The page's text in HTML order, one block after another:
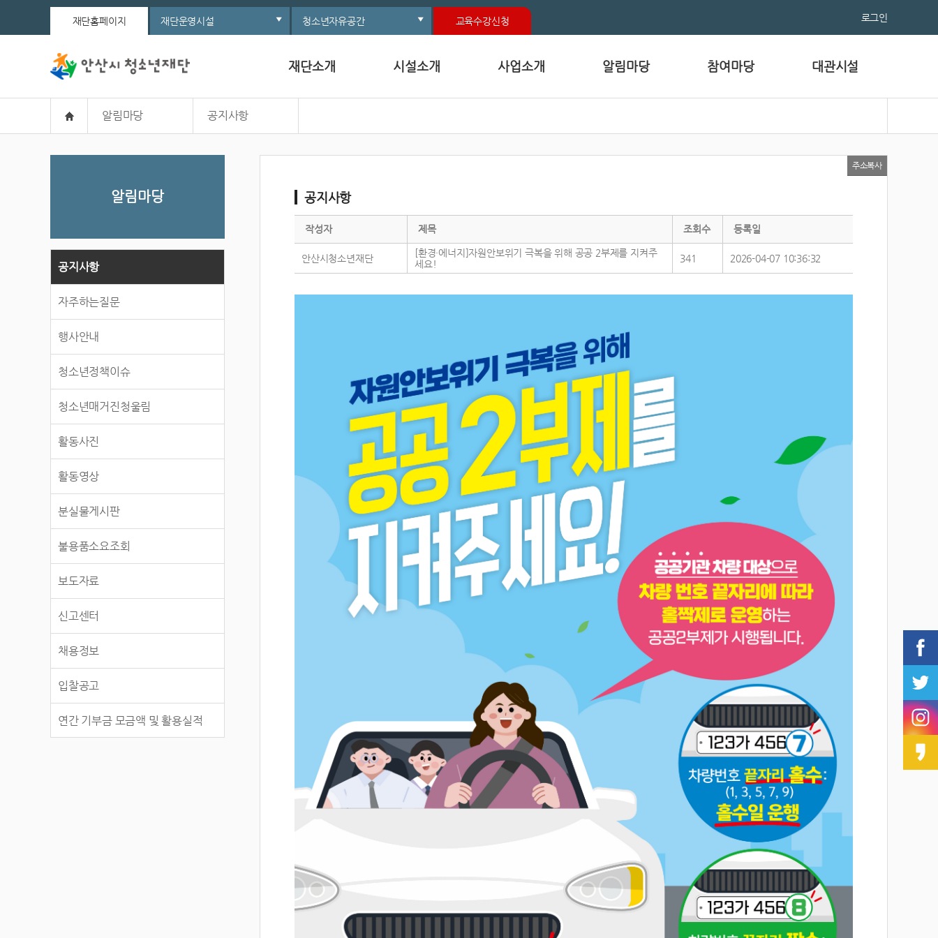
재단홈페이지 재단운영시설 청소년자유공간 교육수강신청 로그인
재단소개 시설소개 사업소개 알림마당 참여마당 대관시설
알림마당 공지사항
알림마당
공지사항
자주하는질문
행사안내
청소년정책이슈
청소년매거진청울림
활동사진
활동영상
분실물게시판
불용품소요조회
보도자료
신고센터
채용정보
입찰공고
연간 기부금 모금액 및 활용실적
공지사항
주소복사
작성자 제목 조회수 등록일
안산시청소년재단
[환경·에너지]자원안보위기 극복을 위해 공공 2부제를 지켜주
세요!
341 2026-04-07 10:36:32